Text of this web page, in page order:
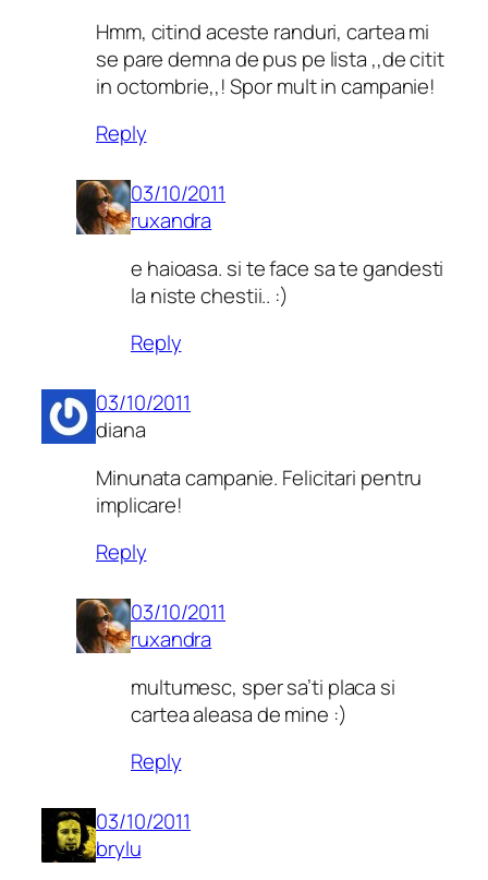
Hmm, citind aceste randuri, cartea mi
se pare demna de pus pe lista ,,de citit
in octombrie,,! Spor mult in campanie!
Reply
03/10/2011
ruxandra
e haioasa. si te face sa te gandesti
la niste chestii.. :)
Reply
03/10/2011
diana
Minunata campanie. Felicitari pentru
implicare!
Reply
03/10/2011
ruxandra
multumesc, sper sa’ti placa si
cartea aleasa de mine :)
Reply
03/10/2011
brylu